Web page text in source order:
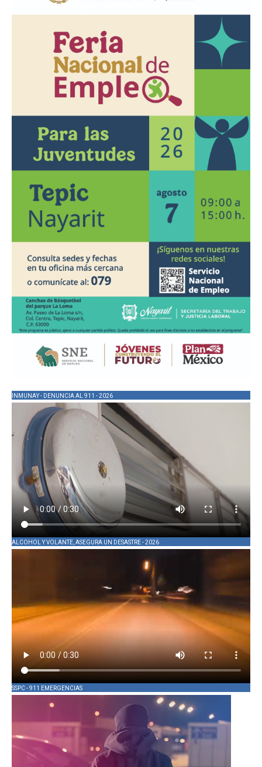
INMUNAY - DENUNCIA AL 911 - 2026
ALCOHOL Y VOLANTE, ASEGURA UN DESASTRE - 2026
SSPC - 911 EMERGENCIAS